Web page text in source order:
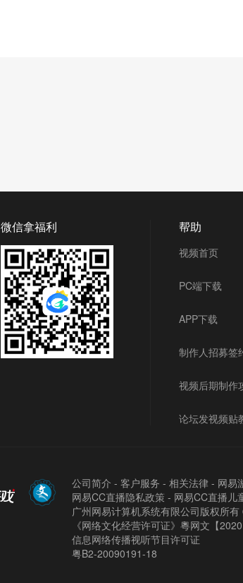
微信拿福利 帮助
视频首页
PC端下载
APP下载
制作人招募签
视频后期制作
论坛发视频贴
公司简介 - 客户服务 - 相关法律 - 网易
网易CC直播隐私政策 - 网易CC直播儿
广州网易计算机系统有限公司版权所
《网络文化经营许可证》粵网文【
信息网络传播视听节目许可证
粤B2-20090191-18